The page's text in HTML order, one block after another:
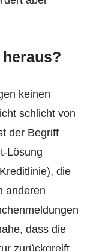
keinen
schlicht von
der Begriff
Lösung
die
anderen
dass die